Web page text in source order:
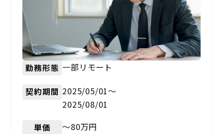
勤務形態 一部リモート
契約期間 2025/05/01〜
2025/08/01
単価 〜80万円